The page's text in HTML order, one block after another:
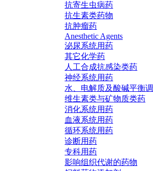
抗寄生虫病药
抗生素类药物
抗肿瘤药
Anesthetic Agents
泌尿系统用药
其它化学药
人工合成抗感染类药
神经系统用药
水、电解质及酸碱平衡
维生素类与矿物质类药
消化系统用药
血液系统用药
循环系统用药
诊断用药
专科用药
影响组织代谢的药物